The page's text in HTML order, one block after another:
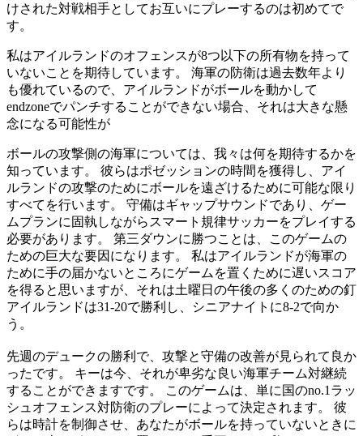
けされた対戦相手としてお互いにプレーするのは初めてで
す。
私はアイルランドのオフェンスが8つ以下の所有物を持って
いないことを期待しています。 海軍の防衛は過去数年より
も優れているので、アイルランドがボールを動かして
endzoneでパンチすることができない場合、それは大きな懸
念になる可能性が
ボールの攻撃側の海軍については、我々は何を期待するかを
知っています。 彼らはポゼッションの時間を獲得し、アイ
ルランドの攻撃のためにボールを遠ざけるために可能な限り
すべてを行います。 守備はギャップサウンドであり、ゲー
ムプランに固執しながらスマート規律サッカーをプレイする
必要があります。 第三ダウンに勝つことは、このゲームの
ための巨大な要因になります。 私はアイルランドが海軍の
ために手の届かないところにゲームを置くために遅いスコア
を得ると思いますが、それは土曜日の午後の多くのための釘
アイルランドは31-20で勝利し、シニアナイトに8-2で向か
う。
先週のデュークの勝利で、攻撃と守備の改善が見られて良か
ったです。 キーは今、それが卑劣な良い海軍チーム対継続
することができますです。 このゲームは、単に国のno.1ラッ
シュオフェンス対防衛のプレーによって決定されます。 彼
らは時計を制御させ、あなたがボールを持っていないときに